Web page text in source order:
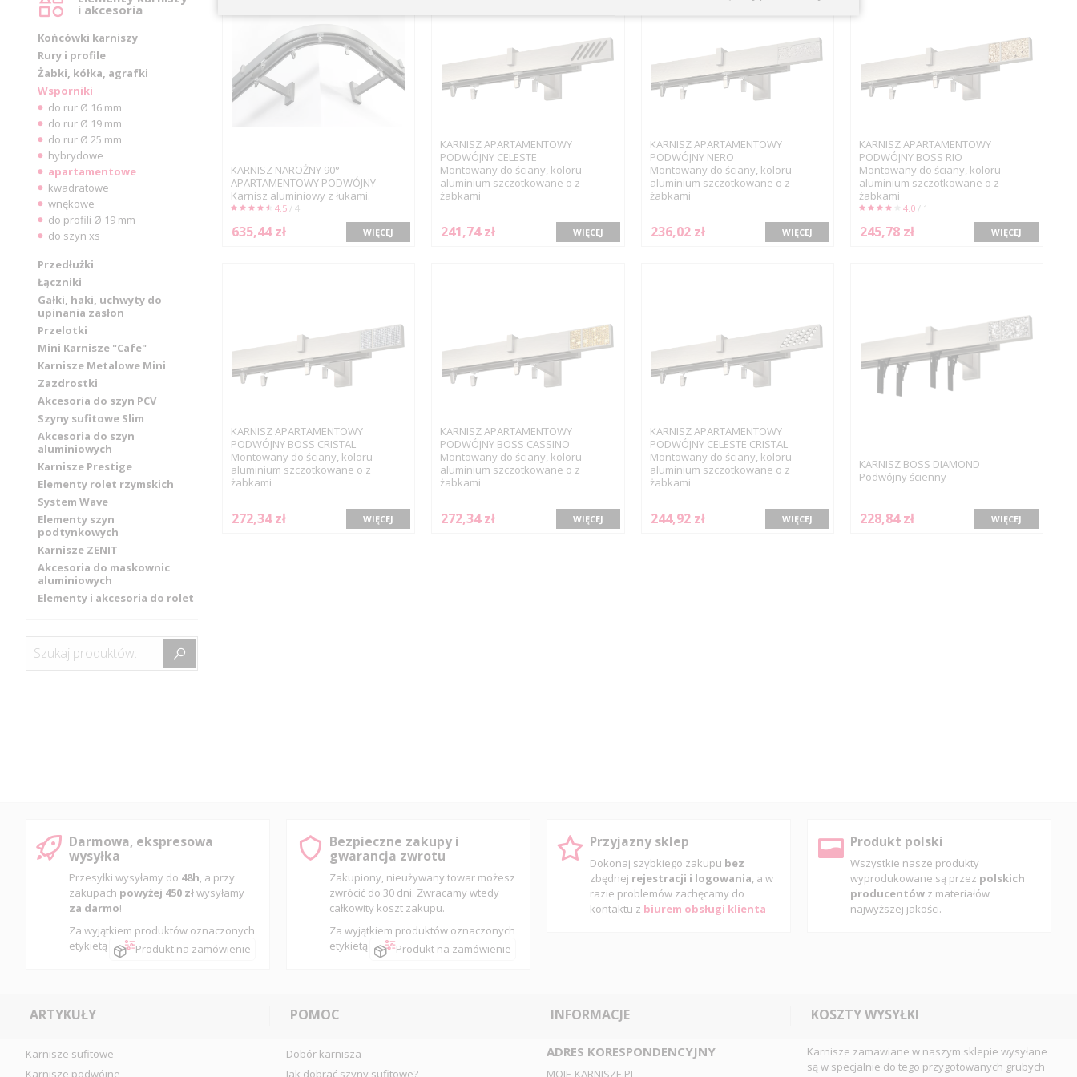
i akcesoria
Końcówki karniszy
Rury i profile
Żabki, kółka, agrafki
Wsporniki
do rur Ø 16 mm
do rur Ø 19 mm
do rur Ø 25 mm
hybrydowe
apartamentowe
kwadratowe
wnękowe
do profili Ø 19 mm
do szyn xs
Przedłużki
Łączniki
Gałki, haki, uchwyty do
upinania zasłon
Przelotki
Mini Karnisze "Cafe"
Karnisze Metalowe Mini
Zazdrostki
Akcesoria do szyn PCV
Szyny sufitowe Slim
Akcesoria do szyn
aluminiowych
Karnisze Prestige
Elementy rolet rzymskich
System Wave
Elementy szyn
podtynkowych
Karnisze ZENIT
Akcesoria do maskownic
aluminiowych
Elementy i akcesoria do rolet
Szukaj produktów:
KARNISZ NAROŻNY 90°
APARTAMENTOWY PODWÓJNY
Karnisz aluminiowy z łukami.
4.5 / 4
635,44 zł WIĘCEJ
KARNISZ APARTAMENTOWY
PODWÓJNY CELESTE
Montowany do ściany, koloru
aluminium szczotkowane o z
żabkami
241,74 zł WIĘCEJ
KARNISZ APARTAMENTOWY
PODWÓJNY NERO
Montowany do ściany, koloru
aluminium szczotkowane o z
żabkami
236,02 zł WIĘCEJ
KARNISZ APARTAMENTOWY
PODWÓJNY BOSS RIO
Montowany do ściany, koloru
aluminium szczotkowane o z
żabkami
4.0/ 1
245,78 zł WIĘCEJ
KARNISZ APARTAMENTOWY
PODWÓJNY BOSS CRISTAL
Montowany do ściany, koloru
aluminium szczotkowane o z
żabkami
272,34 zł WIĘCEJ
KARNISZ APARTAMENTOWY
PODWÓJNY BOSS CASSINO
Montowany do ściany, koloru
aluminium szczotkowane o z
żabkami
272,34 zł WIĘCEJ
KARNISZ APARTAMENTOWY
PODWÓJNY CELESTE CRISTAL
Montowany do ściany, koloru
aluminium szczotkowane o z
żabkami
244,92 zł WIĘCEJ
KARNISZ BOSS DIAMOND
Podwójny ścienny
228,84 zł WIĘCEJ
Darmowa, ekspresowa
wysyłka
Przesyłki wysyłamy do 48h, a przy
zakupach powyżej 450 złwysyłamy
za darmo!
Za wyjątkiem produktów oznaczonych
etykietą
Produkt na zamówienie
Bezpieczne zakupy i
gwarancja zwrotu
Zakupiony, nieużywany towar możesz
zwrócić do 30 dni. Zwracamy wtedy
całkowity koszt zakupu.
Za wyjątkiem produktów oznaczonych
etykietą
Produkt na zamówienie
Przyjazny sklep
Dokonaj szybkiego zakupu bez
zbędnej rejestracji i logowania, a w
razie problemów zachęcamy do
kontaktu z biurem obsługi klienta
Produkt polski
Wszystkie nasze produkty
wyprodukowane są przez polskich
producentów z materiałów
najwyższej jakości.
ARTYKUŁY
Karnisze sufitowe
Karnisze podwójne
POMOC
Dobór karnisza
Jak dobrać szyny sufitowe?
INFORMACJE
ADRES KORESPONDENCYJNY
MOJE-KARNISZE.PL
KOSZTY WYSYŁKI
Karnisze zamawiane w naszym sklepie wysyłane
są w specjalnie do tego przygotowanych grubych